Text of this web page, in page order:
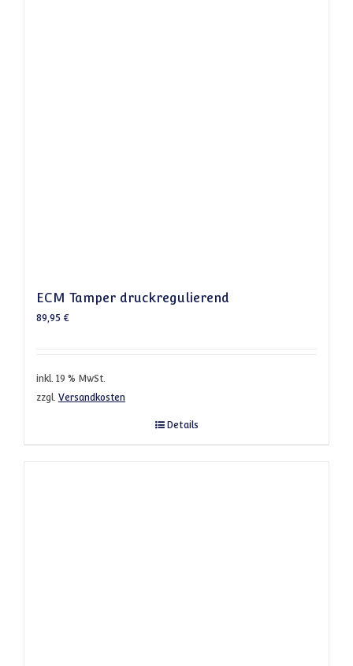
ECM Tamper druckregulierend
89,95 €
inkl. 19 % MwSt.
zzgl. Versandkosten
Details